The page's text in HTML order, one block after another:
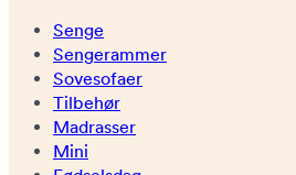
Senge
Sengerammer
Sovesofaer
Tilbehør
Madrasser
Mini